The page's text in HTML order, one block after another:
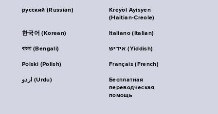
русский (Russian)
Kreyòl Ayisyen
(Haitian-Creole)
한국어 (Korean) Italiano (Italian)
বাংলা (Bengali) אידיש (Yiddish)
Polski (Polish) Français (French)
اردو (Urdu)
Бесплатная
переводческая
помощь